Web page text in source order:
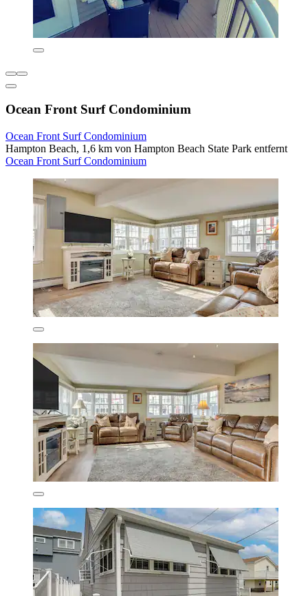
Ocean Front Surf Condominium
Ocean Front Surf Condominium
Hampton Beach, 1,6 km von Hampton Beach State Park entfernt
Ocean Front Surf Condominium